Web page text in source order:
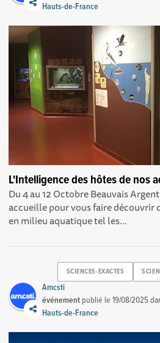
Hauts-de-France
L'Intelligence des hôtes de nos
Du 4 au 12 Octobre Beauvais
accueille pour vous faire découvrir
en milieu aquatique tel les...
SCIENCES-EXACTES
Amcsti
événement publié le19/08/2025
Hauts-de-France